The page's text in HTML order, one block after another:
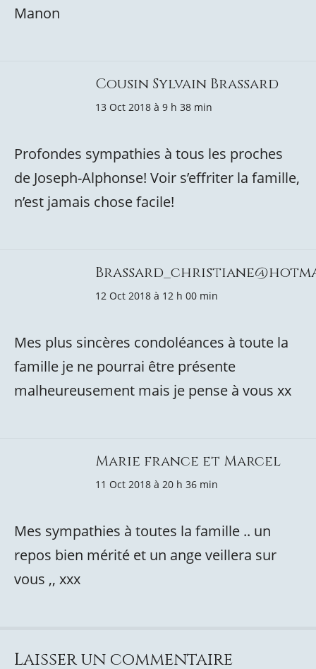
Manon
Cousin Sylvain Brassard
13 Oct 2018 à 9 h 38 min
Profondes sympathies à tous les proches
de Joseph-Alphonse! Voir s’effriter la famille,
n’est jamais chose facile!
12 Oct 2018 à 12 h 00 min
Mes plus sincères condoléances à toute la
famille je ne pourrai être présente
malheureusement mais je pense à vous xx
Marie france et Marcel
11 Oct 2018 à 20 h 36 min
Mes sympathies à toutes la famille .. un
repos bien mérité et un ange veillera sur
vous ,, xxx
Laisser un commentaire